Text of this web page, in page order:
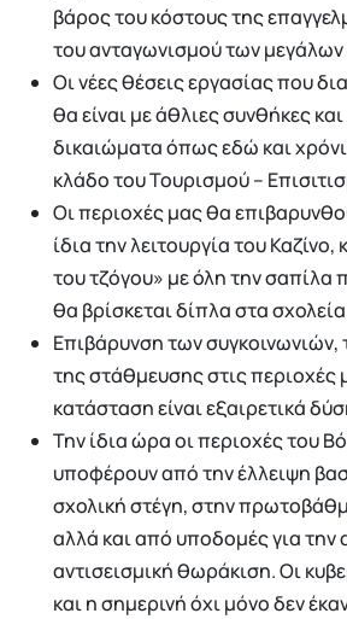
βάρος του κόστους της
του ανταγωνισμού των μεγάλων
Οι νέες θέσεις εργασίας που
θα είναι με άθλιες συνθήκες
δικαιώματα όπως εδώ και
κλάδο του Τουρισμού –
Οι περιοχές μας θα
ίδια την λειτουργία του
του τζόγου» με όλη την σαπίλα
θα βρίσκεται δίπλα στα
Επιβάρυνση των συγκοινωνιών,
της στάθμευσης στις
κατάσταση είναι εξαιρετικά
Την ίδια ώρα οι περιοχές του
υποφέρουν από την έλλειψη
σχολική στέγη, στην
αλλά και από υποδομές για την
αντισεισμική θωράκιση. Οι
και η σημερινή όχι μόνο δεν